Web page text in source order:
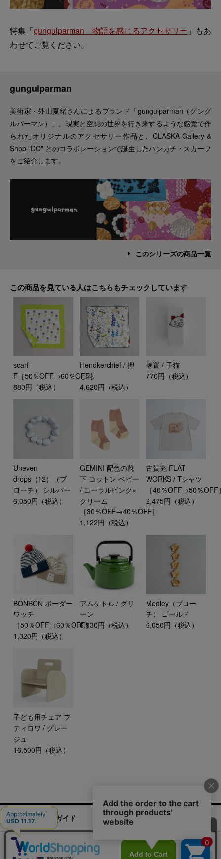
特集「gungulparman 物語を感じるアクセサリー 」もあ
わせてご覧ください。
gungulparman
美術家・外山夏緒さんによるブランド「gungulparman（グング
ルパーマン）」。現実と空想の世界を行き来するような感覚で作
られたオリジナルのアクセサリー作品と、CLASKA Gallery &
Shop "DO" とのコラボレーションで誕生したハンカチ・スカーフ
をご紹介します。
このシリーズの商品一覧
この商品を見ている人はこちらもチェックしています
scarf
F［50％OFF→60％OFF］
880円（税込）
Hendkerchief / 押
し花
4,620円（税込）
箸置 / 子猫
770円（税込）
Uneven
drops（12）（ブ
ローチ） シルバー
6,050円（税込）
GEMINI 配色の靴
下 コットン ベビー
/ コーラルピンク×
クリーム
［30％OFF→40％OFF］
1,122円（税込）
古賀充 FLAT
WORKS / Tシャツ
［40％OFF→50％OFF
2,475円（税込）
BONBON ボーダー
ワッチ
［50％OFF→60％OFF］
1,320円（税込）
アムケトル / グリ
ーン
6,930円（税込）
Medley（ブロー
チ） ゴールド
6,050円（税込）
子ども用チェア プ
ティロワ / グレー
ジュ
16,500円（税込）
ご利用ガイド お問い合わせ 実店舗情報
運営会社
特定商取引法に基づく表記
プライバシーポリシー
ご利用規約